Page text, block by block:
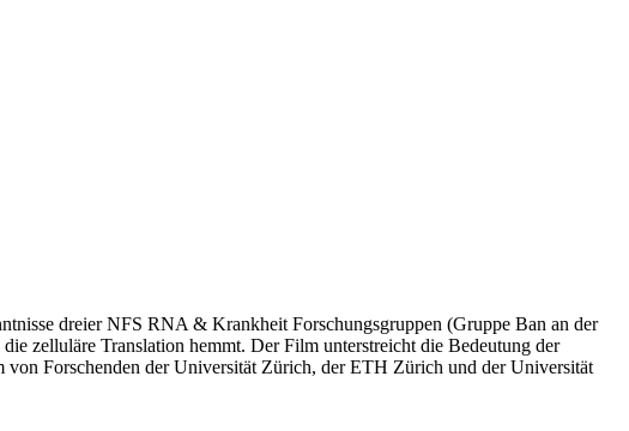
dreier NFS RNA & Krankheit Forschungsgruppen (Gruppe Ban an der
zelluläre Translation hemmt. Der Film unterstreicht die Bedeutung der
Forschenden der Universität Zürich, der ETH Zürich und der Universität